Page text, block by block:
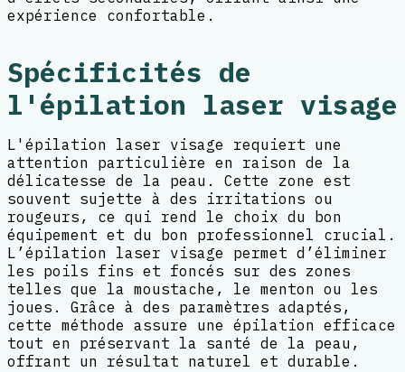
expérience confortable.
Spécificités de
l'épilation laser visage
L'épilation laser visage requiert une
attention particulière en raison de la
délicatesse de la peau. Cette zone est
souvent sujette à des irritations ou
rougeurs, ce qui rend le choix du bon
équipement et du bon professionnel crucial.
L’épilation laser visage permet d’éliminer
les poils fins et foncés sur des zones
telles que la moustache, le menton ou les
joues. Grâce à des paramètres adaptés,
cette méthode assure une épilation efficace
tout en préservant la santé de la peau,
offrant un résultat naturel et durable.